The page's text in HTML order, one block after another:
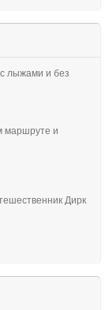
лыжами и без
маршруте и
Дирк